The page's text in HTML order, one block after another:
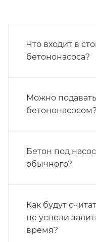
Что входит в
бетононасоса?
Можно
бетононасосом?
Бетон под
обычного?
Как будут
не успели
время?